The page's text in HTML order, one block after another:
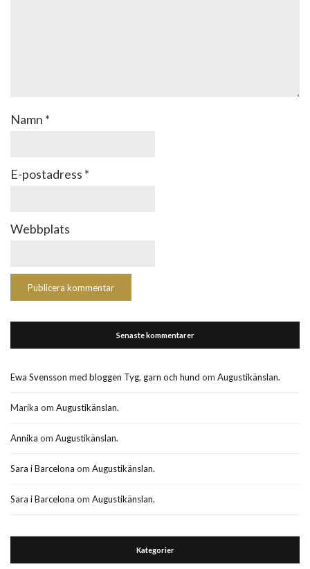
Namn *
E-postadress *
Webbplats
Senaste kommentarer
Ewa Svensson med bloggen Tyg, garn och hund om Augustikänslan.
Marika om Augustikänslan.
Annika om Augustikänslan.
Sara i Barcelona om Augustikänslan.
Sara i Barcelona om Augustikänslan.
Kategorier